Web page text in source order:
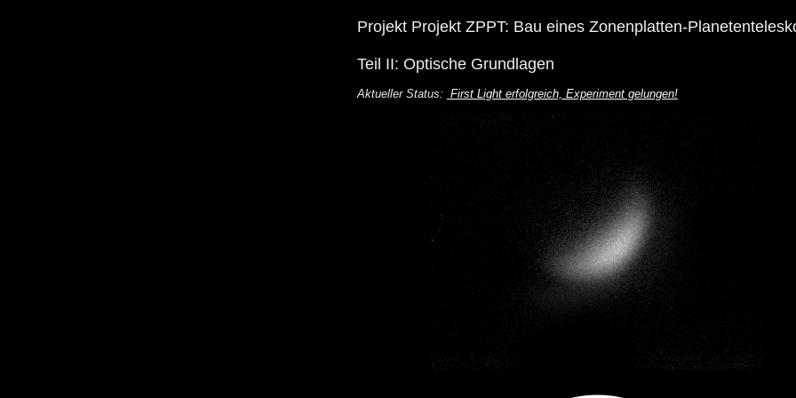
Projekt Projekt ZPPT: Bau eines Zonenplatten-
Teil II: Optische Grundlagen
Aktueller Status: First Light erfolgreich, Experiment gelungen!